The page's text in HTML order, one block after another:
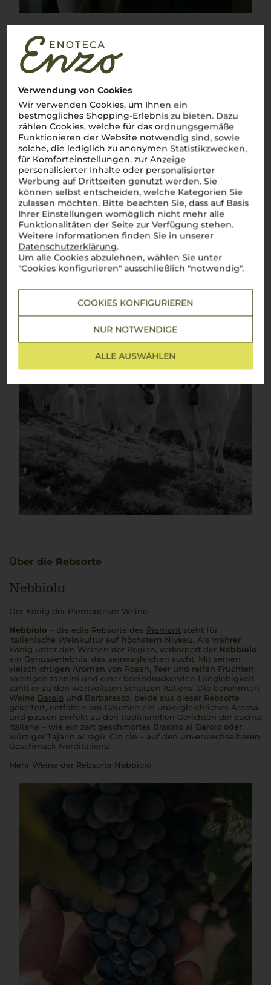
Verwendung von Cookies
Wir verwenden Cookies, um Ihnen ein
bestmögliches Shopping-Erlebnis zu bieten. Dazu
zählen Cookies, welche für das ordnungsgemäße
Funktionieren der Website notwendig sind, sowie
solche, die lediglich zu anonymen Statistikzwecken,
für Komforteinstellungen, zur Anzeige
personalisierter Inhalte oder personalisierter
Werbung auf Drittseiten genutzt werden. Sie
können selbst entscheiden, welche Kategorien Sie
zulassen möchten. Bitte beachten Sie, dass auf Basis
Ihrer Einstellungen womöglich nicht mehr alle
Funktionalitäten der Seite zur Verfügung stehen.
Weitere Informationen finden Sie in unserer
Datenschutzerklärung.
Um alle Cookies abzulehnen, wählen Sie unter
"Cookies konfigurieren" ausschließlich "notwendig".
COOKIES KONFIGURIEREN
NUR NOTWENDIGE
ALLE AUSWÄHLEN
Über die Region
Barolo
Der König der Weine aus dem Piemont
Barolo, der König der Weine, steht wie kein anderer Rotwein
für die reiche Weintradition Italiens. In den sanften Hügeln
der Langhe, wo dasPiemontseine Schönheit entfaltet,
wächst die edleNebbiolo-Traube, aus der dieser kraftvolle
vino rosso gewonnen wird. Ob in den malerischen Dörfern
Barolo, La Morra oder Monforte d’Alba – überall spürt man die
Leidenschaft für diesen eleganten Wein.Barolo besticht
durch seine Tiefe, Struktur und sein beeindruckendes
Alterungspotenzial. Ein Glas Baroloist wie ein Stück Italien –
intensiv, raffiniert und einfach unvergesslich.Salute!
Über die Rebsorte
Nebbiolo
Der König der Piemonteser Weine
Nebbiolo – die edle Rebsorte des Piemont steht für
italienische Weinkultur auf höchstem Niveau. Als wahrer
König unter den Weinen der Region, verkörpert der Nebbiolo
ein Genusserlebnis, das seinesgleichen sucht. Mit seinen
vielschichtigen Aromen von Rosen, Teer und reifen Früchten,
samtigen tannini und einer beeindruckenden Langlebigkeit,
zählt er zu den wertvollsten Schätzen Italiens. Die berühmten
Weine Barolo und Barbaresco, beide aus dieser Rebsorte
gekeltert, entfalten am Gaumen ein unvergleichliches Aroma
und passen perfekt zu den traditionellen Gerichten der cucina
italiana – wie ein zart geschmortes Brasato al Barolo oder
würziger Tajarin al ragù. Cin cin – auf den unverwechselbaren
Geschmack Norditaliens!
Mehr Weine der Rebsorte Nebbiolo